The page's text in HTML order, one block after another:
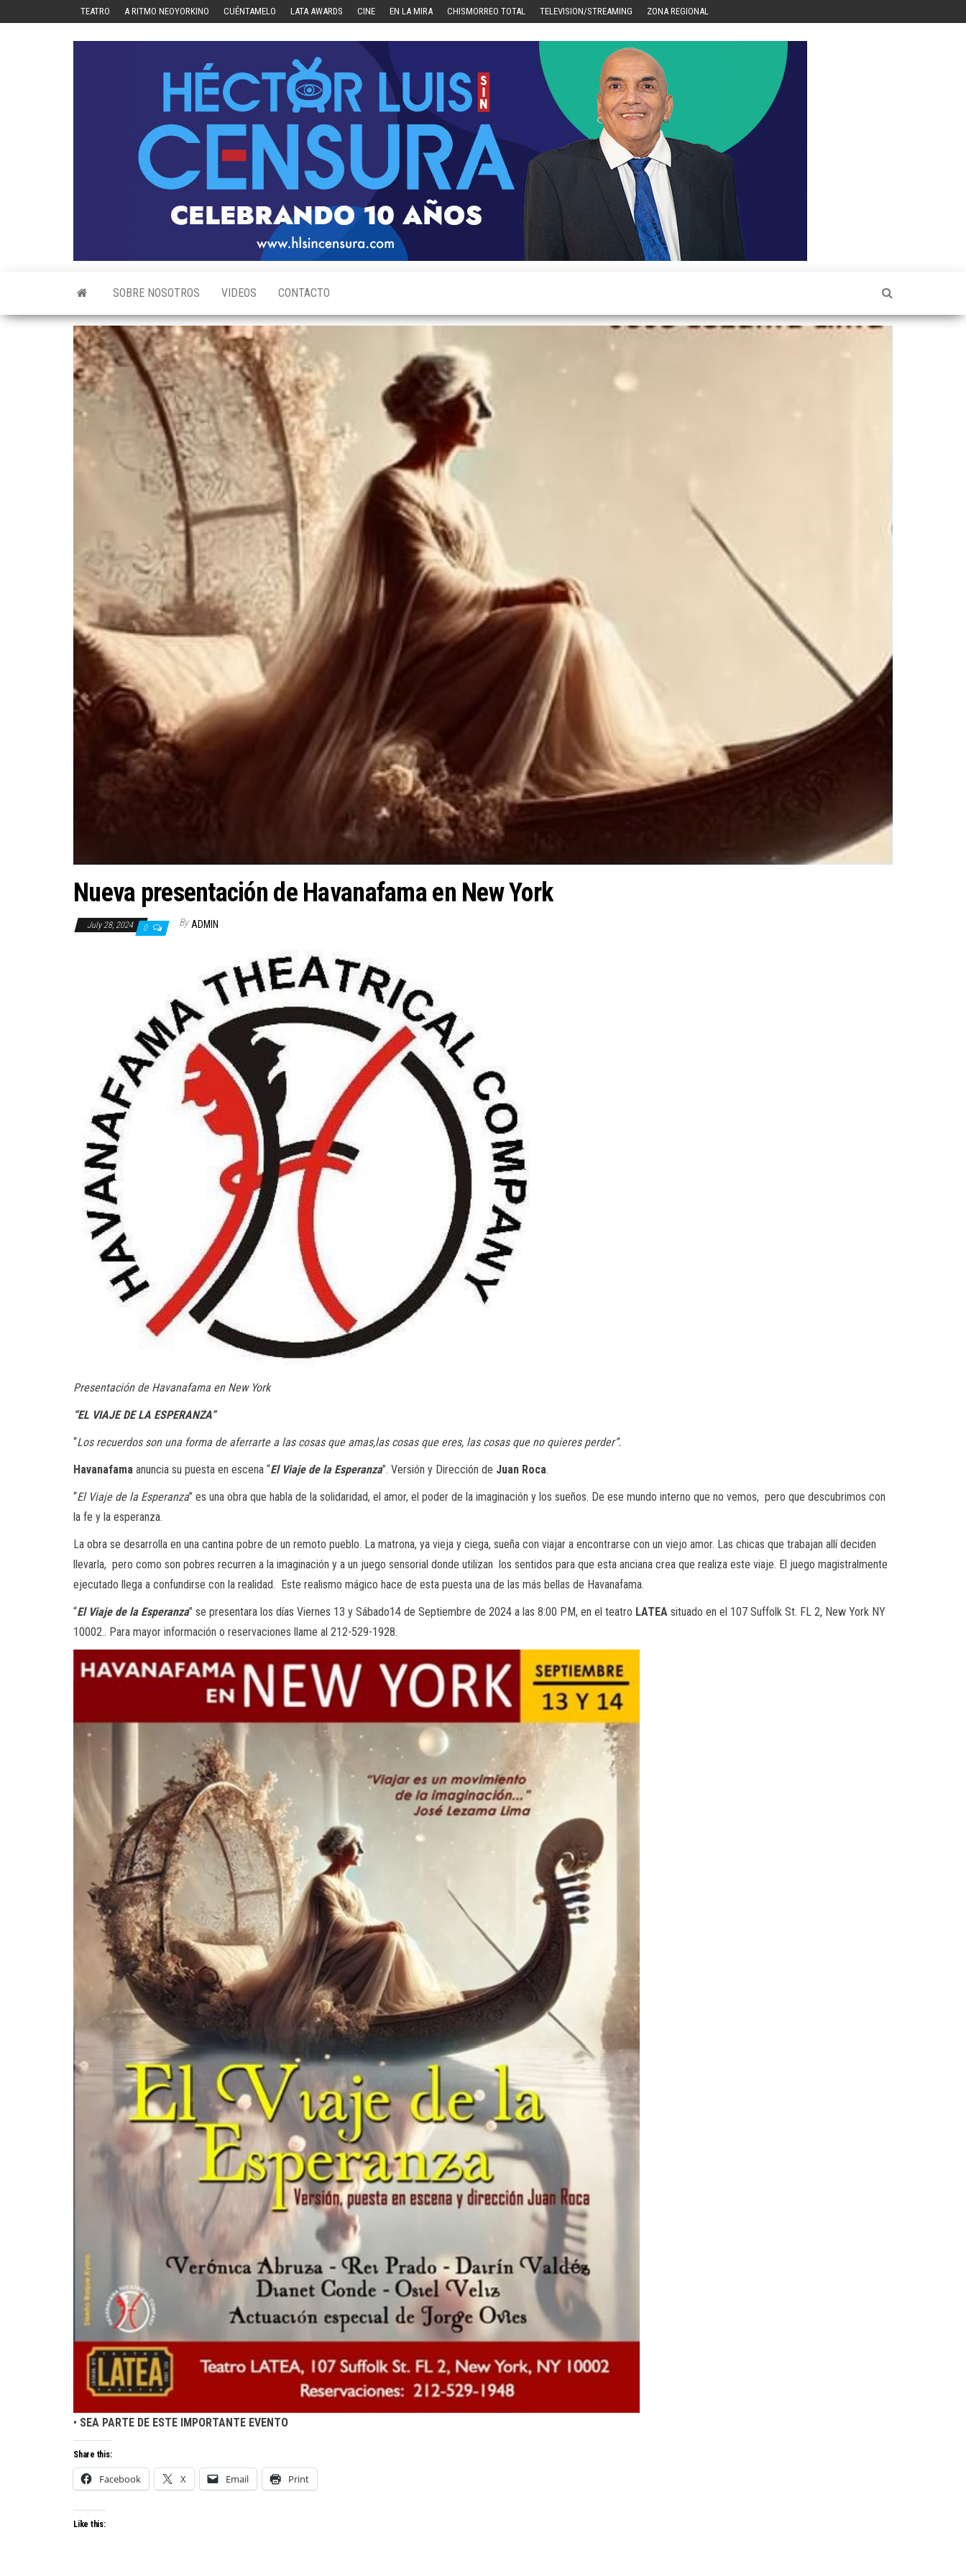
TEATRO A RITMO NEOYORKINO CUÉNTAMELO LATA AWARDS CINE EN LA MIRA CHISMORREO TOTAL TELEVISION/STREAMING ZONA REGIONAL
SOBRE NOSOTROS VIDEOS CONTACTO
Nueva presentación de Havanafama en New York
July 28, 2024 0 By ADMIN
Presentación de Havanafama en New York
“EL VIAJE DE LA ESPERANZA”
“Los recuerdos son una forma de aferrarte a las cosas que amas,las cosas que eres, las cosas que no quieres perder”.
Havanafama anuncia su puesta en escena “El Viaje de la Esperanza”. Versión y Dirección de Juan Roca.
“El Viaje de la Esperanza” es una obra que habla de la solidaridad, el amor, el poder de la imaginación y los sueños. De ese mundo interno que no vemos, pero que descubrimos con
la fe y la esperanza.
La obra se desarrolla en una cantina pobre de un remoto pueblo. La matrona, ya vieja y ciega, sueña con viajar a encontrarse con un viejo amor. Las chicas que trabajan allí deciden
llevarla, pero como son pobres recurren a la imaginación y a un juego sensorial donde utilizan los sentidos para que esta anciana crea que realiza este viaje. El juego magistralmente
ejecutado llega a confundirse con la realidad. Este realismo mágico hace de esta puesta una de las más bellas de Havanafama.
“El Viaje de la Esperanza” se presentara los días Viernes 13 y Sábado14 de Septiembre de 2024 a las 8:00 PM, en el teatro LATEA situado en el 107 Suffolk St. FL 2, New York NY
10002.. Para mayor información o reservaciones llame al 212-529-1928.
• SEA PARTE DE ESTE IMPORTANTE EVENTO
Share this:
Facebook X Email Print
Like this: